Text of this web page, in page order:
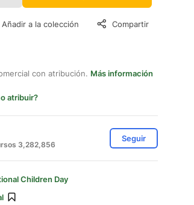
Añadir a la colección Compartir
con atribución. Más información
atribuir?
3,282,856
Seguir
Children Day